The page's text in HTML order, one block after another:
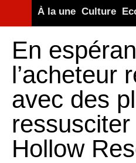
À la une Culture
En
l’acheteur
avec des
Hollow